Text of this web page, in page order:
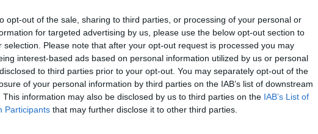
opt-out of the sale, sharing to third parties, or processing of your personal or
for targeted advertising by us, please use the below opt-out section to
selection. Please note that after your opt-out request is processed you may
interest-based ads based on personal information utilized by us or personal
to third parties prior to your opt-out. You may separately opt-out of the
of your personal information by third parties on the IAB’s list of downstream
This information may also be disclosed by us to third parties on the IAB’s List of
Participants that may further disclose it to other third parties.